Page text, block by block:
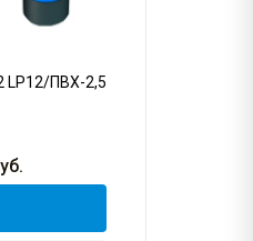
LP12/ПВХ-2,5